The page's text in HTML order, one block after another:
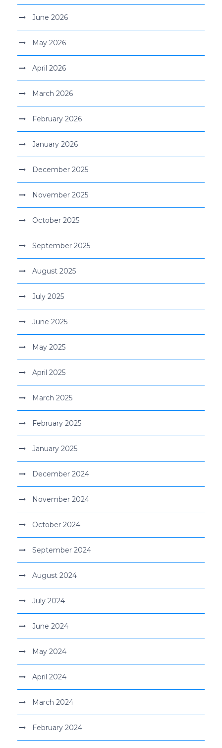
June 2026
May 2026
April 2026
March 2026
February 2026
January 2026
December 2025
November 2025
October 2025
September 2025
August 2025
July 2025
June 2025
May 2025
April 2025
March 2025
February 2025
January 2025
December 2024
November 2024
October 2024
September 2024
August 2024
July 2024
June 2024
May 2024
April 2024
March 2024
February 2024